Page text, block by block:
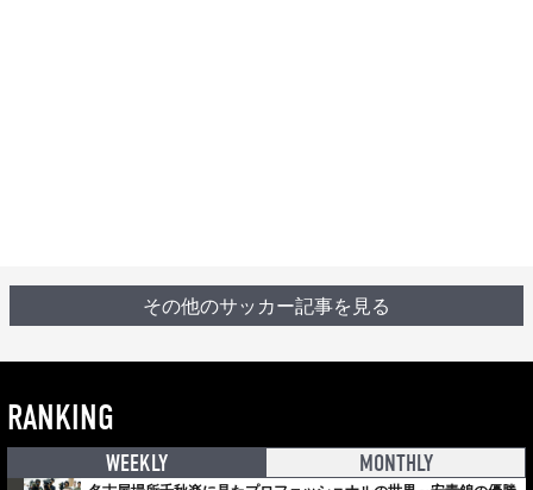
その他のサッカー記事を見る
RANKING
WEEKLY MONTHLY